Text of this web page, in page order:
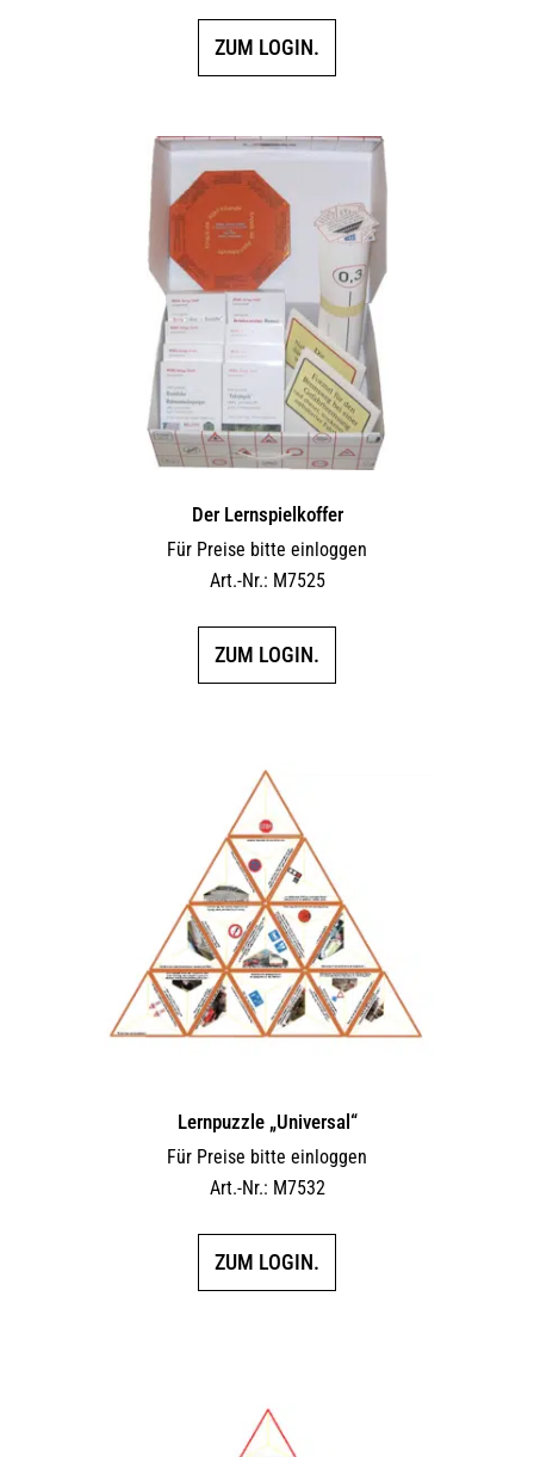
ZUM LOGIN.
Der Lernspielkoffer
Für Preise bitte einloggen
Art.-Nr.: M7525
ZUM LOGIN.
Lernpuzzle „Universal“
Für Preise bitte einloggen
Art.-Nr.: M7532
ZUM LOGIN.